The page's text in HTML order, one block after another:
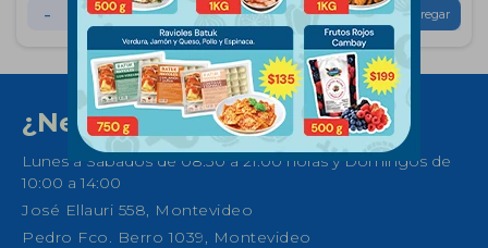
- + - +
¿Necesitas ayuda?
Lunes a Sábados de 08:30 a 21:00 horas y Domingos de
10:00 a 14:00
José Ellauri 558, Montevideo
Pedro Fco. Berro 1039, Montevideo